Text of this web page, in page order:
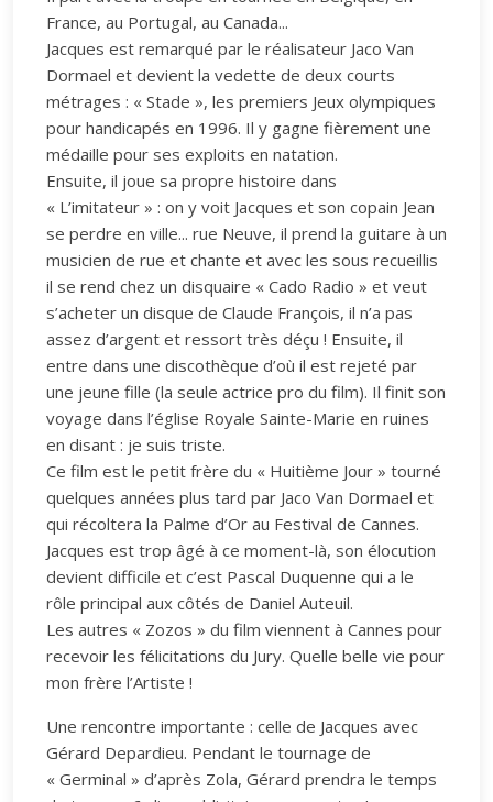
France, au Portugal, au Canada...
Jacques est remarqué par le réalisateur Jaco Van
Dormael et devient la vedette de deux courts
métrages : « Stade », les premiers Jeux olympiques
pour handicapés en 1996. Il y gagne fièrement une
médaille pour ses exploits en natation.
Ensuite, il joue sa propre histoire dans
« L’imitateur » : on y voit Jacques et son copain Jean
se perdre en ville... rue Neuve, il prend la guitare à un
musicien de rue et chante et avec les sous recueillis
il se rend chez un disquaire « Cado Radio » et veut
s’acheter un disque de Claude François, il n’a pas
assez d’argent et ressort très déçu ! Ensuite, il
entre dans une discothèque d’où il est rejeté par
une jeune fille (la seule actrice pro du film). Il finit son
voyage dans l’église Royale Sainte-Marie en ruines
en disant : je suis triste.
Ce film est le petit frère du « Huitième Jour » tourné
quelques années plus tard par Jaco Van Dormael et
qui récoltera la Palme d’Or au Festival de Cannes.
Jacques est trop âgé à ce moment-là, son élocution
devient difficile et c’est Pascal Duquenne qui a le
rôle principal aux côtés de Daniel Auteuil.
Les autres « Zozos » du film viennent à Cannes pour
recevoir les félicitations du Jury. Quelle belle vie pour
mon frère l’Artiste !
Une rencontre importante : celle de Jacques avec
Gérard Depardieu. Pendant le tournage de
« Germinal » d’après Zola, Gérard prendra le temps